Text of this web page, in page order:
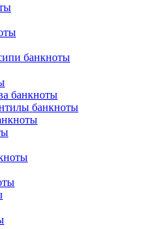
банкноты
банкноты
банкноты